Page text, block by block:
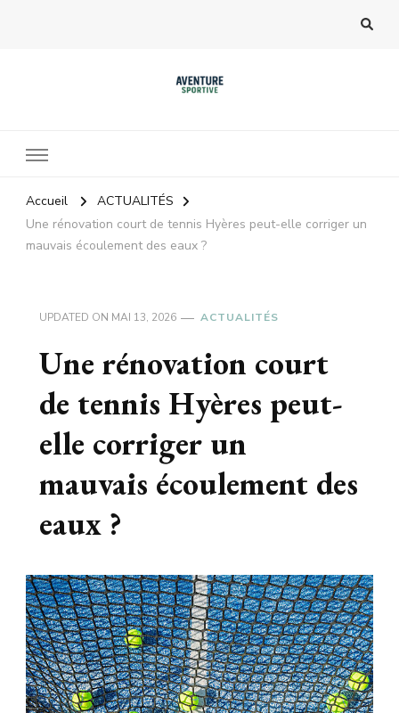
Accueil
ACTUALITÉS
Une rénovation court de tennis Hyères peut-elle corriger un
mauvais écoulement des eaux ?
UPDATED ON MAI 13, 2026 ACTUALITÉS
Une rénovation court
de tennis Hyères peut-
elle corriger un
mauvais écoulement des
eaux ?